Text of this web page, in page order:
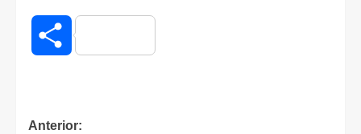
Compartir
Anterior: